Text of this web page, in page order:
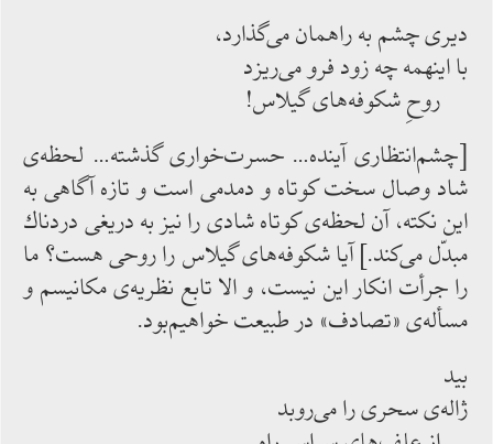
دیری چشم به راهمان می‌‌‌گذارد،
با اینهمه چه زود فرو می‌‌‌ریزد
روحِ شكوفه‌‌‌های گیلاس!
[چشم‌‌‌انتظاری آینده… حسرت‌‌‌خواری گذشته… لحظه‌‌‌ی
شاد وصال سخت كوتاه و دمدمی ‌‌‌است و تازه آگاهی به
این نكته، آن لحظه‌‌‌ی كوتاه شادی را نیز به دریغی دردناك
مبدّل ‌‌‌می‌‌‌كند.] آیا شكوفه‌‌‌های گیلاس را روحی هست؟ ما
را جرأت انكار این نیست، و الا تابع نظریه‌‌‌ی مكانیسم و
مسأله‌‌‌ی «تصادف» در طبیعت خواهیم‌‌‌بود.
بید
ژاله‌‌‌ی سحری را می‌‌‌روبد